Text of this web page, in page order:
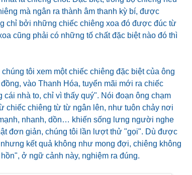
mà ngân ra thành âm thanh kỳ bí, được
chỉ bởi những chiếc chiêng xoa đó được đúc từ
cũng phải có những tố chất đặc biệt nào đó thì
tôi xem một chiếc chiêng đặc biệt của ông
vào Thanh Hóa, tuyển mãi mới ra chiếc
nhà to, chỉ vì thấy quý". Nói đoạn ông chạm
chiếc chiêng từ từ ngân lên, như tuôn chảy nơi
nhanh, dồn… khiến sống lưng người nghe
đơn giản, chúng tôi lần lượt thử "gọi". Dù được
kết quả không như mong đợi, chiêng không
ở ngữ cảnh này, nghiệm ra đúng.